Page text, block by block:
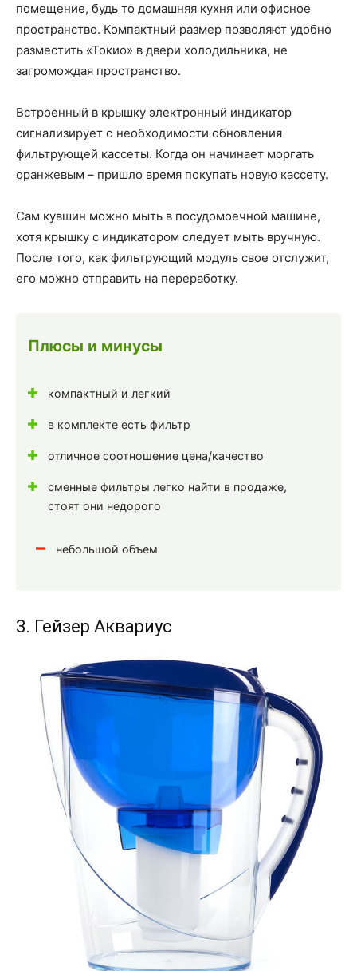
помещение, будь то домашняя кухня или офисное
пространство. Компактный размер позволяют удобно
разместить «Токио» в двери холодильника, не
загромождая пространство.
Встроенный в крышку электронный индикатор
сигнализирует о необходимости обновления
фильтрующей кассеты. Когда он начинает моргать
оранжевым – пришло время покупать новую кассету.
Сам кувшин можно мыть в посудомоечной машине,
хотя крышку с индикатором следует мыть вручную.
После того, как фильтрующий модуль свое отслужит,
его можно отправить на переработку.
Плюсы и минусы
компактный и легкий
в комплекте есть фильтр
отличное соотношение цена/качество
сменные фильтры легко найти в продаже,
стоят они недорого
небольшой объем
3. Гейзер Аквариус